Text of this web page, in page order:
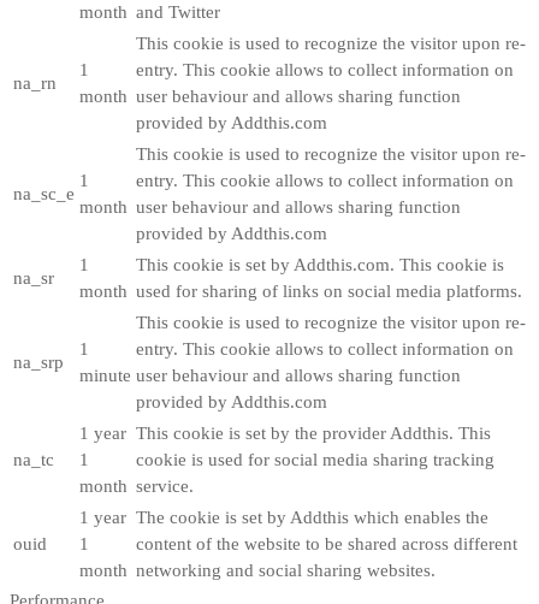
month and Twitter
na_rn
1
month
This cookie is used to recognize the visitor upon re-
entry. This cookie allows to collect information on
user behaviour and allows sharing function
provided by Addthis.com
na_sc_e
1
month
This cookie is used to recognize the visitor upon re-
entry. This cookie allows to collect information on
user behaviour and allows sharing function
provided by Addthis.com
na_sr
1
month
This cookie is set by Addthis.com. This cookie is
used for sharing of links on social media platforms.
na_srp
1
minute
This cookie is used to recognize the visitor upon re-
entry. This cookie allows to collect information on
user behaviour and allows sharing function
provided by Addthis.com
na_tc
1 year
1
month
This cookie is set by the provider Addthis. This
cookie is used for social media sharing tracking
service.
ouid
1 year
1
month
The cookie is set by Addthis which enables the
content of the website to be shared across different
networking and social sharing websites.